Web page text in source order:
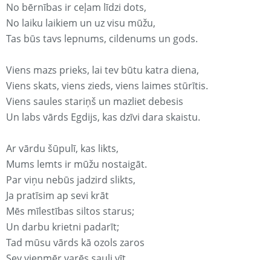
No bērnības ir ceļam līdzi dots,
No laiku laikiem un uz visu mūžu,
Tas būs tavs lepnums, cildenums un gods.
Viens mazs prieks, lai tev būtu katra diena,
Viens skats, viens zieds, viens laimes stūrītis.
Viens saules stariņš un mazliet debesis
Un labs vārds Egdijs, kas dzīvi dara skaistu.
Ar vārdu šūpulī, kas likts,
Mums lemts ir mūžu nostaigāt.
Par viņu nebūs jadzird slikts,
Ja pratīsim ap sevi krāt
Mēs mīlestības siltos starus;
Un darbu krietni padarīt;
Tad mūsu vārds kā ozols zaros